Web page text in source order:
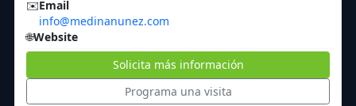
✉️Email
info@medinanunez.com
🌐Website
Solicita más información
Programa una visita